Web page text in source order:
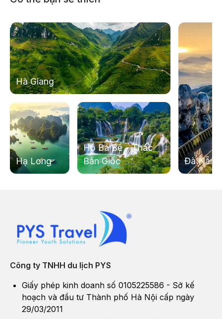
nên ăn sáng vừa phải, chủ động chuẩn bị thuốc
chống say và hạn chế sử dụng điện thoại trên các
đoạn đường đèo.
Hoạt động đi thuyền trên sông Nho Quế phụ thuộc
vào điều kiện thời tiết, mực nước và thông báo của
cơ quan quản lý địa phương. Trong trường hợp lịch
trình phải thay đổi, hướng dẫn viên sẽ thông báo và
hỗ trợ phương án phù hợp.
Hà Giang
Đà Nẵng
Hạ Long
Hồ Ba Bể - Thác
Bản Giốc
Công ty TNHH du lịch PYS
Giấy phép kinh doanh số 0105225586 - Sở kế
hoạch và đầu tư Thành phố Hà Nội cấp ngày
29/03/2011